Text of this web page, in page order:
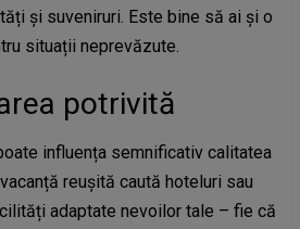
și suveniruri. Este bine să ai și o
situații neprevăzute.
potrivită
influența semnificativ calitatea
reușită caută hoteluri sau
adaptate nevoilor tale – fie că